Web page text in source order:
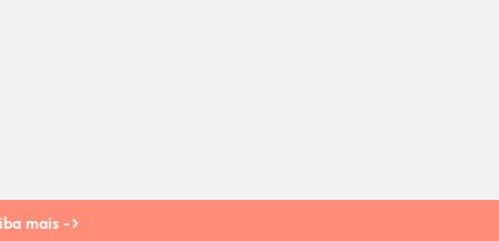
mais ->